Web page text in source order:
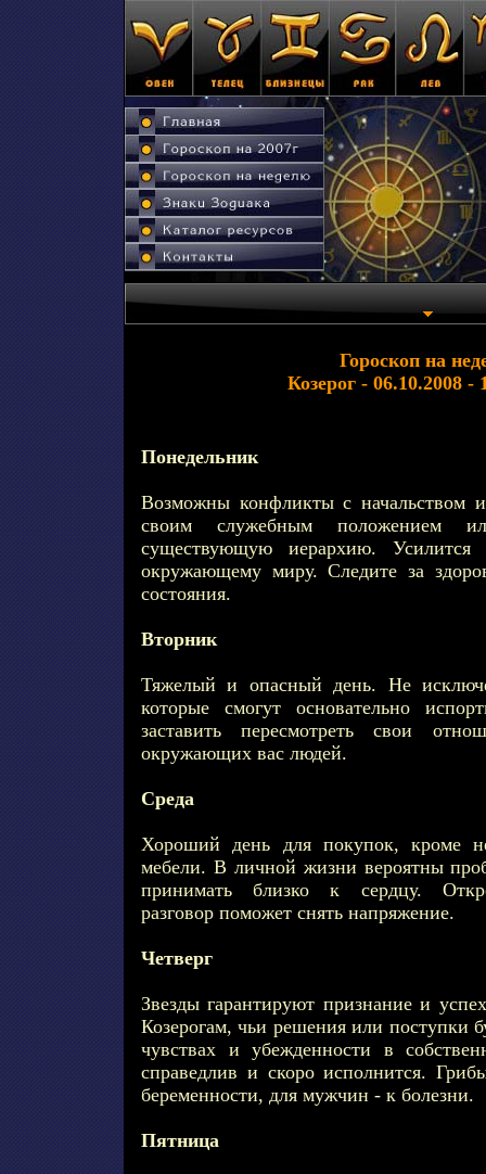
Гороскоп на
Козерог - 06.10.2008 -
Понедельник
Возможны конфликты с начальством
своим служебным положением
существующую иерархию. Усилится
окружающему миру. Следите за
состояния.
Вторник
Тяжелый и опасный день. Не
которые смогут основательно
заставить пересмотреть свои
окружающих вас людей.
Среда
Хороший день для покупок, кроме
мебели. В личной жизни вероятны
принимать близко к сердцу.
разговор поможет снять напряжение.
Четверг
Звезды гарантируют признание и
Козерогам, чьи решения или поступки
чувствах и убежденности в
справедлив и скоро исполнится.
беременности, для мужчин - к болезни.
Пятница